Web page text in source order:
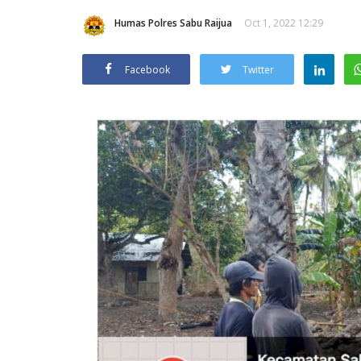
Humas Polres Sabu Raijua Oct 1, 2022 12:29
Facebook Twitter